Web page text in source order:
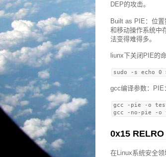
DEP的攻击。
Built as PIE：位置
和移动操作系统中
法变得难得多。
liunx下关闭PIE的
gcc编译参数：PIE
gcc -pie -o
0x15 RELRO
在Linux系统安全